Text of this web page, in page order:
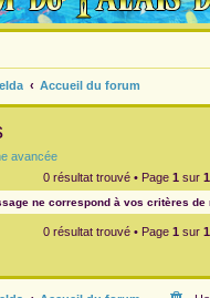
Accueil du forum
avancée
0 résultat trouvé • Page 1 sur 1
ne correspond à vos critères de
0 résultat trouvé • Page 1 sur 1